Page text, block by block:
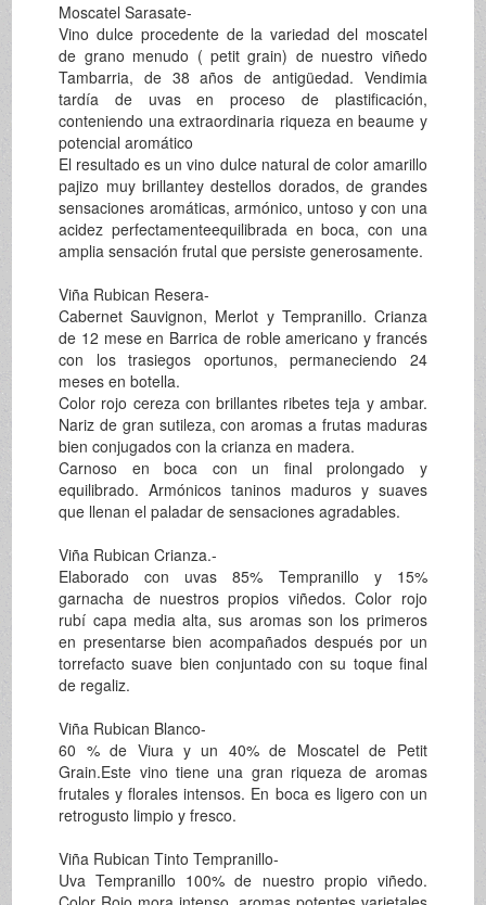
Moscatel Sarasate-
Vino dulce procedente de la variedad del moscatel
de grano menudo ( petit grain) de nuestro viñedo
Tambarria, de 38 años de antigüedad. Vendimia
tardía de uvas en proceso de plastificación,
conteniendo una extraordinaria riqueza en beaume y
potencial aromático
El resultado es un vino dulce natural de color amarillo
pajizo muy brillantey destellos dorados, de grandes
sensaciones aromáticas, armónico, untoso y con una
acidez perfectamenteequilibrada en boca, con una
amplia sensación frutal que persiste generosamente.
Viña Rubican Resera-
Cabernet Sauvignon, Merlot y Tempranillo. Crianza
de 12 mese en Barrica de roble americano y francés
con los trasiegos oportunos, permaneciendo 24
meses en botella.
Color rojo cereza con brillantes ribetes teja y ambar.
Nariz de gran sutileza, con aromas a frutas maduras
bien conjugados con la crianza en madera.
Carnoso en boca con un final prolongado y
equilibrado. Armónicos taninos maduros y suaves
que llenan el paladar de sensaciones agradables.
Viña Rubican Crianza.-
Elaborado con uvas 85% Tempranillo y 15%
garnacha de nuestros propios viñedos. Color rojo
rubí capa media alta, sus aromas son los primeros
en presentarse bien acompañados después por un
torrefacto suave bien conjuntado con su toque final
de regaliz.
Viña Rubican Blanco-
60 % de Viura y un 40% de Moscatel de Petit
Grain.Este vino tiene una gran riqueza de aromas
frutales y florales intensos. En boca es ligero con un
retrogusto limpio y fresco.
Viña Rubican Tinto Tempranillo-
Uva Tempranillo 100% de nuestro propio viñedo.